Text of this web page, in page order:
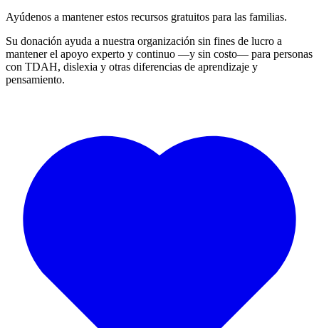
Ayúdenos a mantener estos recursos gratuitos para las familias.
Su donación ayuda a nuestra organización sin fines de lucro a
mantener el apoyo experto y continuo —y sin costo— para personas
con TDAH, dislexia y otras diferencias de aprendizaje y
pensamiento.